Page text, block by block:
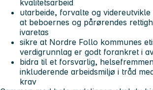
kvalitetsarbeid
utarbeide, forvalte og
at beboernes og pårørendes
ivaretas
sikre at Nordre Follo kommunes
verdigrunnlag er godt forankret i
bidra til et forsvarlig,
inkluderende arbeidsmiljø i tråd
krav